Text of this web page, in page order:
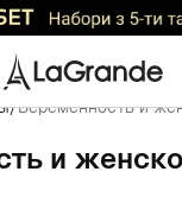
/Беременность и
и